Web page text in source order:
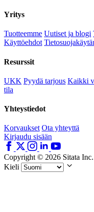
Yritys
Tuotteemme Uutiset ja blogi
Käyttöehdot
Resurssit
UKK Pyydä tarjous Kaikki
tila
Yhteystiedot
Korvaukset Ota yhteyttä
Kirjaudu sisään
Copyright © 2026 Sitata
Kieli